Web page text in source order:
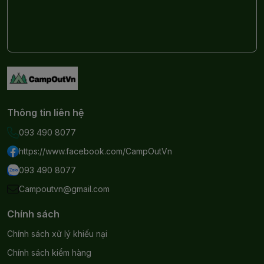
Thông tin liên hệ
093 490 8077
https://www.facebook.com/CampOutVn
093 490 8077
Campoutvn@gmail.com
Chính sách
Chính sách xử lý khiếu nại
Chính sách kiểm hàng